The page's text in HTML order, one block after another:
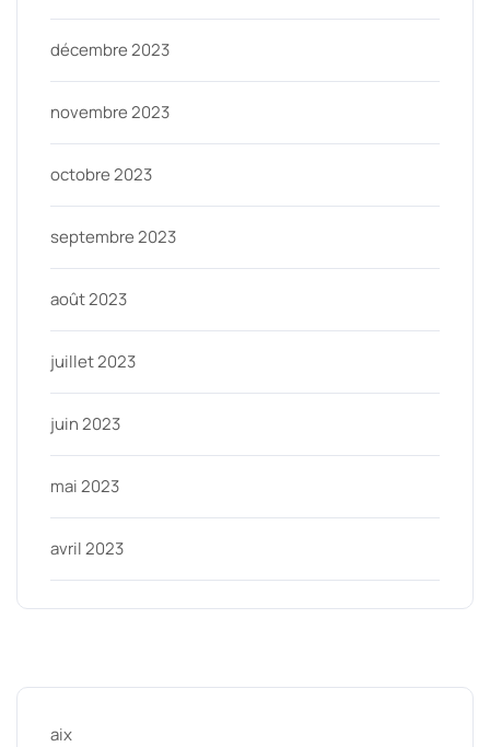
décembre 2023
novembre 2023
octobre 2023
septembre 2023
août 2023
juillet 2023
juin 2023
mai 2023
avril 2023
aix